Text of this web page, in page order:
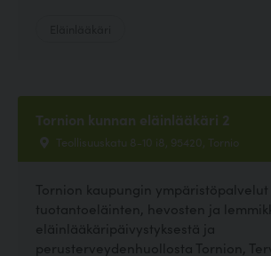
Tornion kunnan eläinlääkäri 2
Teollisuuskatu 8-10 i8, 95420, Tornio
Tornion kaupungin
tuotantoeläinten, hevosten ja
eläinlääkäripäivystyksestä ja
perusterveydenhuollosta Tornion,